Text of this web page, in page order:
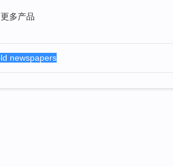
更多产品